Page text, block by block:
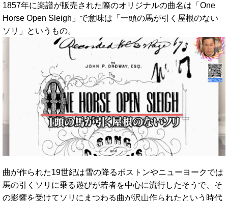
1857年に楽譜が販売された際のオリジナルの曲名は「One
Horse Open Sleigh」で意味は「一頭の馬が引く屋根のない
ソリ」というもの。
曲が作られた19世紀は雪の降るボストンやニューヨークでは
馬の引くソリに乗る遊びが若者を中心に流行したそうで、そ
の影響を受けてソリにまつわる曲が沢山作られたという時代